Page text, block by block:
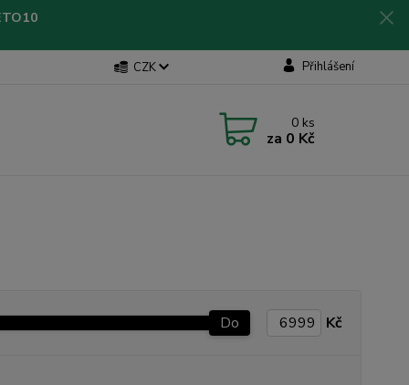
CZK Přihlášení
0 ks
za 0 Kč
Do Kč